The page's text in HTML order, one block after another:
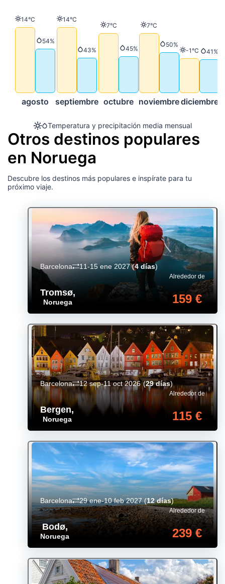
Temperatura y precipitación media mensual
agosto
Temperatura
14°C
Precipitación
54%
septiembre
Temperatura
14°C
Precipitación
43%
octubre
Temperatura
7°C
Precipitación
45%
noviembre
Temperatura
7°C
Precipitación
50%
diciembre
Temperatura
-1°C 41%
Otros destinos populares
en Noruega
Descubre los destinos más populares e inspírate para tu
próximo viaje.
Tromsø,
Noruega
Alrededor de
159 €
Barcelona 11-15 ene 2027(4 días)
Bergen,
Noruega
Alrededor de
115 €
Barcelona 12 sep-11 oct 2026(29 días)
Bodø,
Noruega
Alrededor de
239 €
Barcelona 29 ene-10 feb 2027(12 días)